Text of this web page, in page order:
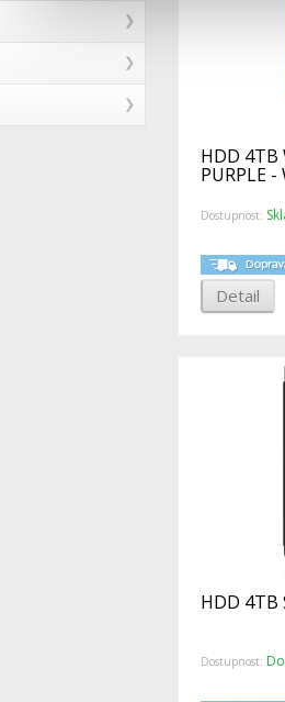
HDD
PURPLE
Dostupnost:
Detail
HDD 4TB
Dostupnost: